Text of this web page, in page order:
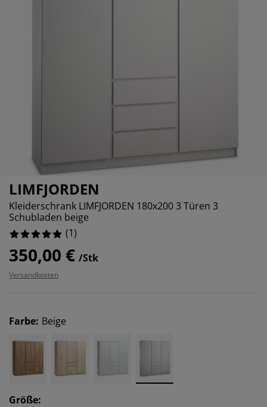
LIMFJORDEN
Kleiderschrank LIMFJORDEN 180x200 3 Türen 3
Schubladen beige
(1)
350,00 € /Stk
Versandkosten
Farbe: Beige
Größe: